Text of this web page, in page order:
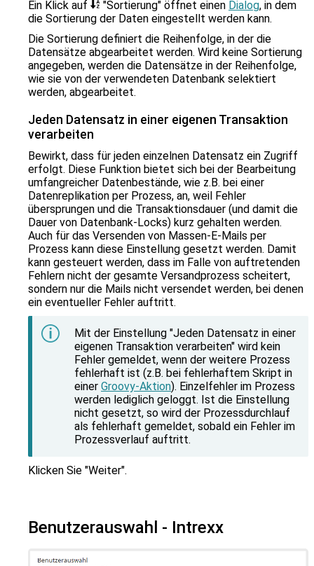
Ein Klick auf "Sortierung" öffnet einen Dialog, in dem
die Sortierung der Daten eingestellt werden kann.
Die Sortierung definiert die Reihenfolge, in der die
Datensätze abgearbeitet werden. Wird keine Sortierung
angegeben, werden die Datensätze in der Reihenfolge,
wie sie von der verwendeten Datenbank selektiert
werden, abgearbeitet.
Jeden Datensatz in einer eigenen Transaktion
verarbeiten
Bewirkt, dass für jeden einzelnen Datensatz ein Zugriff
erfolgt. Diese Funktion bietet sich bei der Bearbeitung
umfangreicher Datenbestände, wie z.B. bei einer
Datenreplikation per Prozess, an, weil Fehler
übersprungen und die Transaktionsdauer (und damit die
Dauer von Datenbank-Locks) kurz gehalten werden.
Auch für das Versenden von Massen-E-Mails per
Prozess kann diese Einstellung gesetzt werden. Damit
kann gesteuert werden, dass im Falle von auftretenden
Fehlern nicht der gesamte Versandprozess scheitert,
sondern nur die Mails nicht versendet werden, bei denen
ein eventueller Fehler auftritt.
Mit der Einstellung "Jeden Datensatz in einer
eigenen Transaktion verarbeiten" wird kein
Fehler gemeldet, wenn der weitere Prozess
fehlerhaft ist (z.B. bei fehlerhaftem Skript in
einer Groovy-Aktion). Einzelfehler im Prozess
werden lediglich geloggt. Ist die Einstellung
nicht gesetzt, so wird der Prozessdurchlauf
als fehlerhaft gemeldet, sobald ein Fehler im
Prozessverlauf auftritt.
Klicken Sie "Weiter".
Benutzerauswahl - Intrexx